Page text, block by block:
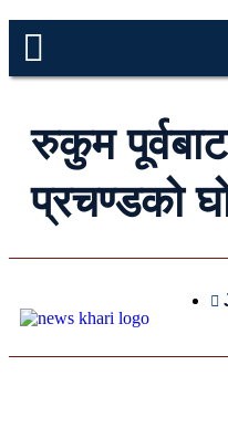
रुकुम
प्रचण्डको